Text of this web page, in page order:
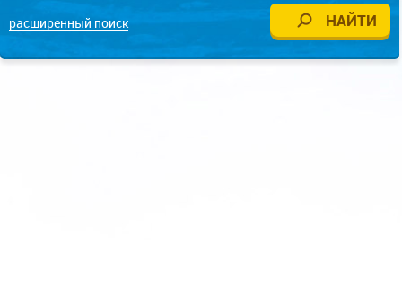
расширенный поиск